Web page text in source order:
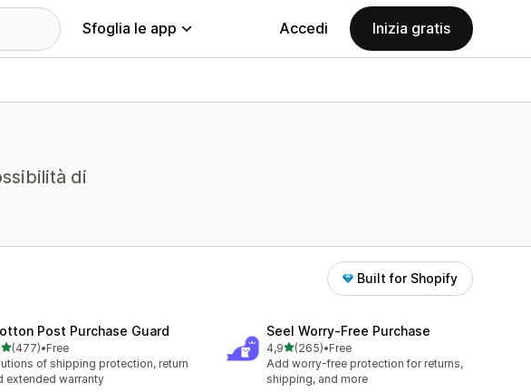
Sfoglia le app Accedi Inizia gratis
di
Built for Shopify
Post Purchase Guard
stelle su 5
(477)
recensioni totali
•Free
of shipping protection, return
extended warranty
Seel Worry‑Free Purchase
4,9stelle su 5
(265)
265 recensioni totali
•Free
Add worry-free protection for returns,
shipping, and more